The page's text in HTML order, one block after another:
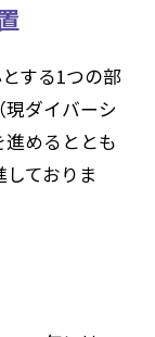
する1つの部
ダイバーシ
めるととも
ておりま